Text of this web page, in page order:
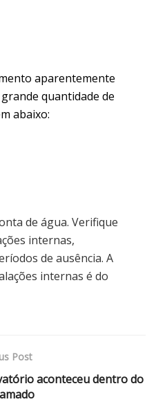
aparentemente
quantidade de
abaixo:
de água. Verifique
internas,
de ausência. A
internas é do
Post
aconteceu dentro do